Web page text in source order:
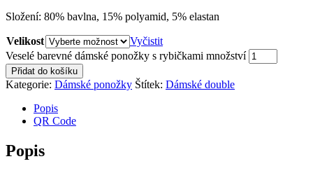
Složení: 80% bavlna, 15% polyamid, 5% elastan
Velikost
Vyčistit
Veselé barevné dámské ponožky s rybičkami množství
Přidat do košíku
Kategorie: Dámské ponožky Štítek: Dámské double
Popis
QR Code
Popis